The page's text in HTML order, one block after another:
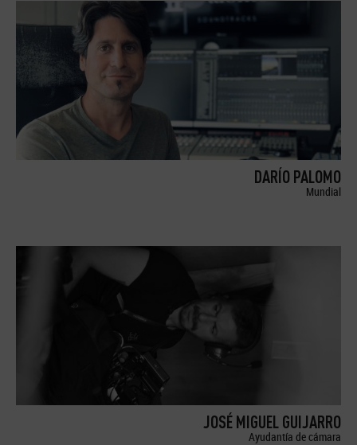
DARÍO PALOMO
Mundial
JOSÉ MIGUEL GUIJARRO
Ayudantía de cámara